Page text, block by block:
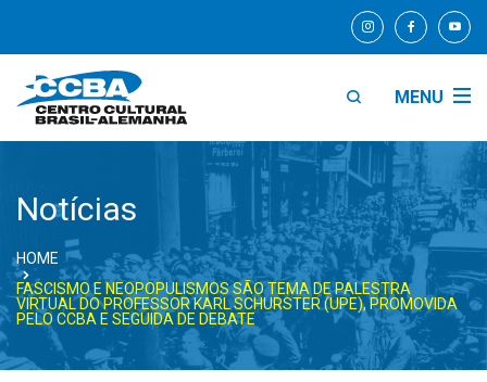
MENU
Notícias
HOME
FASCISMO E NEOPOPULISMOS SÃO TEMA DE PALESTRA
VIRTUAL DO PROFESSOR KARL SCHURSTER (UPE), PROMOVIDA
PELO CCBA E SEGUIDA DE DEBATE